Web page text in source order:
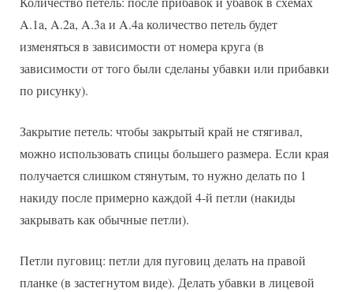
A.1a, A.2a, A.3a и A.4a количество петель будет
изменяться в зависимости от номера круга (в
зависимости от того были сделаны убавки или прибавки
по рисунку).
Закрытие петель: чтобы закрытый край не стягивал,
можно использовать спицы большего размера. Если края
получается слишком стянутым, то нужно делать по 1
накиду после примерно каждой 4-й петли (накиды
закрывать как обычные петли).
Петли пуговиц: петли для пуговиц делать на правой
планке (в застегнутом виде). Делать убавки в лицевой